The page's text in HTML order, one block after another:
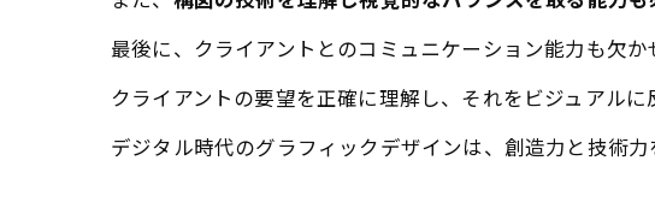
最後に、クライアントとのコミュニケーション能力も欠か
クライアントの要望を正確に理解し、それをビジュアル
デジタル時代のグラフィックデザインは、創造力と技術